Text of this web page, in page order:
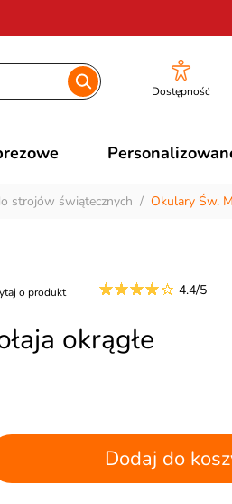
Dostępność
strojów świątecznych / Okulary Św.
okrągłe
o produkt 4.4/5
Dodaj do